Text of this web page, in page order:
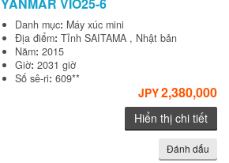
Danh mục: Máy xúc mini
Địa điểm:Tỉnh SAITAMA , Nhật bản
Năm:2015
Giờ:2031 giờ
Số sê-ri:609**
JPY2,380,000
Hiển thị chi tiết
Đánh dấu